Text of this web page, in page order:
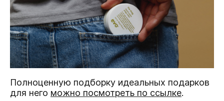
Полноценную подборку идеальных подарков
для него можно посмотреть по ссылке.